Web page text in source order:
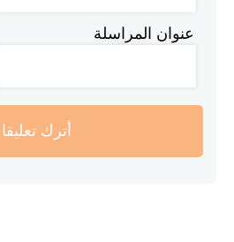
عنوان المراسلة
أترك تعليقا